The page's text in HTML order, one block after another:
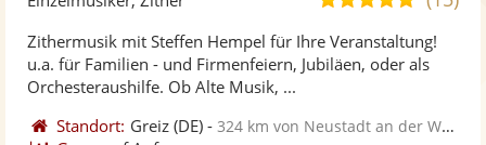
Fotos
5
Zithermusik mit Steffen Hempel für Ihre Veranstaltung!
u.a. für Familien - und Firmenfeiern, Jubiläen, oder als
Orchesteraushilfe. Ob Alte Musik, ...
Standort: Greiz (DE) -324 km von Neustadt an der Weinstraße